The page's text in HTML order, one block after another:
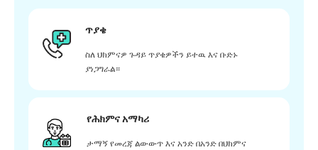
ጥያቄ
ስለ ህክምናዎ ጉዳይ ጥያቄዎችን ይተዉ እና ቡድኑ
ያነጋግራል።
የሕክምና አማካሪ
ታማኝ የመረጃ ልውውጥ እና አንድ በአንድ በህክምና